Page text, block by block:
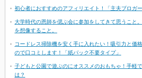
初心者におすすめのアフィリエイト！「主夫ブロガー
大学時代の恩師を偲ぶ会に参加をしてきて思うこと
を想像すること。
コードレス掃除機を安く手に入れたい！吸引力と価
ので口コミします！「紙パック不要タイプ」
子どもと公園で遊ぶのにオススメのおもちゃ！手軽
は？